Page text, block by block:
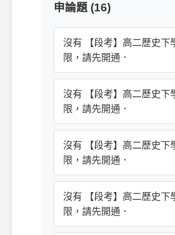
申論題 (16)
沒有 【段考】高二歷史下
限，請先開通．
沒有 【段考】高二歷史下
限，請先開通．
沒有 【段考】高二歷史下
限，請先開通．
沒有 【段考】高二歷史下
限，請先開通．